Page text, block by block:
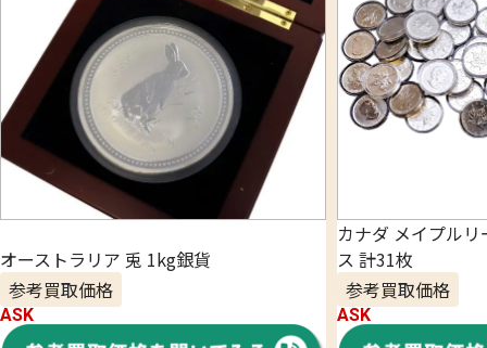
オーストラリア 兎 1kg銀貨
参考買取価格
ASK
カナダ メイプル
ス 計31枚
参考買取価格
ASK